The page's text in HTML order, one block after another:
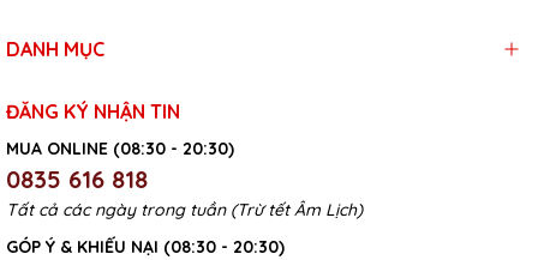
DANH MỤC
ĐĂNG KÝ NHẬN TIN
MUA ONLINE (08:30 - 20:30)
0835 616 818
Tất cả các ngày trong tuần (Trừ tết Âm Lịch)
GÓP Ý & KHIẾU NẠI (08:30 - 20:30)